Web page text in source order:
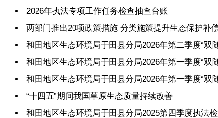
2026年执法专项工作任务检查抽查台账
两部门推出20项政策措施 分类施策提升生态保护补
和田地区生态环境局于田县分局2026年第二季度“双
和田地区生态环境局于田县分局2026年第一季度“双
和田地区生态环境局于田县分局2026年第一季度“双
“十四五”期间我国草原生态质量持续改善
和田地区生态环境局于田县分局2025第四季度执法